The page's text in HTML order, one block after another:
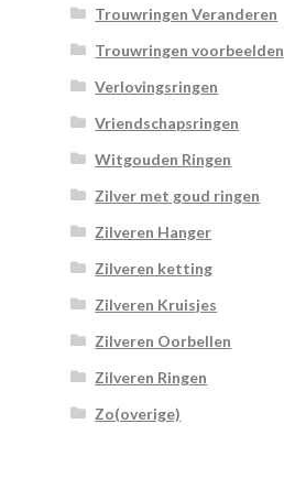
Trouwringen Veranderen
Trouwringen voorbeelden
Verlovingsringen
Vriendschapsringen
Witgouden Ringen
Zilver met goud ringen
Zilveren Hanger
Zilveren ketting
Zilveren Kruisjes
Zilveren Oorbellen
Zilveren Ringen
Zo(overige)